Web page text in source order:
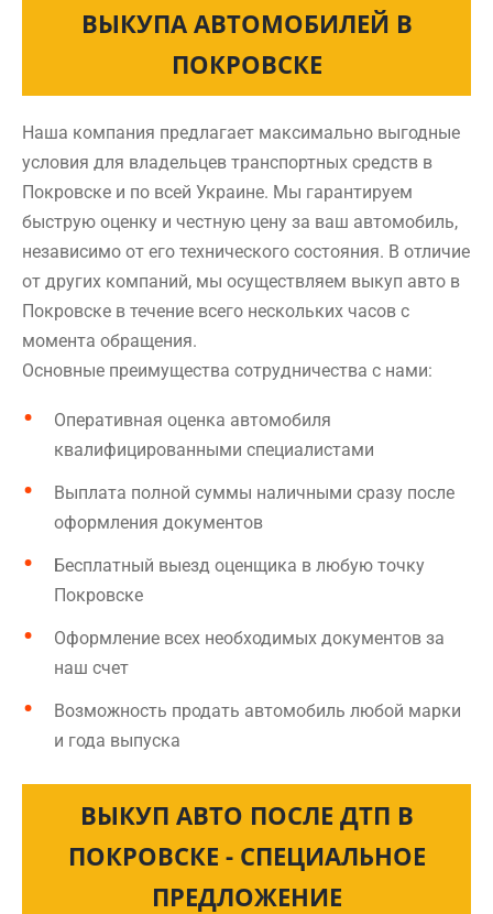
ВЫКУПА АВТОМОБИЛЕЙ В
ПОКРОВСКЕ
Наша компания предлагает максимально выгодные
условия для владельцев транспортных средств в
Покровске и по всей Украине. Мы гарантируем
быструю оценку и честную цену за ваш автомобиль,
независимо от его технического состояния. В отличие
от других компаний, мы осуществляем выкуп авто в
Покровске в течение всего нескольких часов с
момента обращения.
Основные преимущества сотрудничества с нами:
Оперативная оценка автомобиля
квалифицированными специалистами
Выплата полной суммы наличными сразу после
оформления документов
Бесплатный выезд оценщика в любую точку
Покровске
Оформление всех необходимых документов за
наш счет
Возможность продать автомобиль любой марки
и года выпуска
ВЫКУП АВТО ПОСЛЕ ДТП В
ПОКРОВСКЕ - СПЕЦИАЛЬНОЕ
ПРЕДЛОЖЕНИЕ